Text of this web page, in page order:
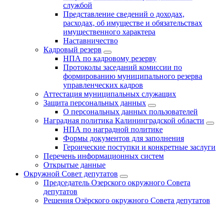
службой
Представление сведений о доходах,
расходах, об имуществе и обязательствах
имущественного характера
Наставничество
Кадровый резерв
НПА по кадровому резерву
Протоколы заседаний комиссии по
формированию муниципального резерва
управленческих кадров
Аттестация муниципальных служащих
Защита персональных данных
О персональных данных пользователей
Наградная политика Калининградской области
НПА по наградной политике
Формы документов для заполнения
Героические поступки и конкретные заслуги
Перечень информационных систем
Открытые данные
Окружной Совет депутатов
Председатель Озерского окружного Совета
депутатов
Решения Озёрского окружного Совета депутатов